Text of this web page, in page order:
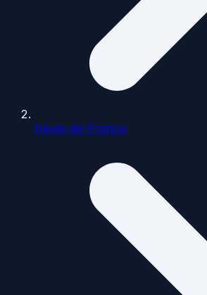
Hauts-de-France